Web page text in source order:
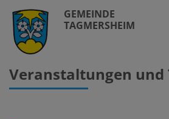
GEMEINDE
TAGMERSHEIM
Veranstaltungen und